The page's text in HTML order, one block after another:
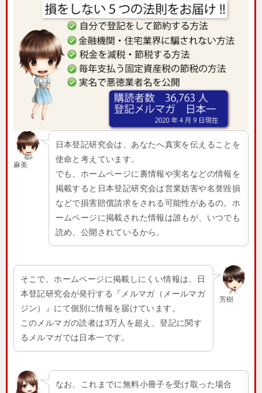
麻美
日本登記研究会は、あなたへ真実を伝えることを
使命と考えています。
でも、ホームページに裏情報や実名などの情報を
掲載すると日本登記研究会は営業妨害や名誉毀損
などで損害賠償請求をされる可能性があるの。ホ
ームページに掲載された情報は誰もが、いつでも
読め、公開されているから。
芳樹
そこで、ホームページに掲載しにくい情報は、日
本登記研究会が発行する『メルマガ（メールマガ
ジン）』にて個別に情報を届けています。
このメルマガの読者は3万人を超え、登記に関す
るメルマガでは日本一です。
なお、これまでに無料小冊子を受け取った場合